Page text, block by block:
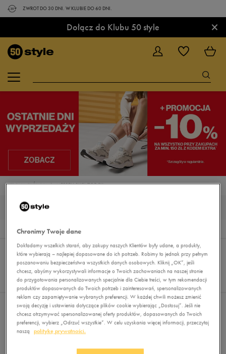
ZWROT DO 30 DNI. W KLUBIE DO 60 DNI.
Dołącz do Klubu 50 style ×
STRONA GŁÓWNA MERRELL BURNT ROCK
0
Wyników
Sortuj:
REKOMENDOWANE
FILTRUJ
Pokaż
60
z 0
Nie wybrano filtrów
Chronimy Twoje dane
Dokładamy wszelkich starań, aby zakupy naszych Klientów były udane, a produkty,
które wybierają – najlepiej dopasowane do ich potrzeb. Robimy to jednak przy pełnym
poszanowaniu bezpieczeństwa wszystkich danych osobowych. Kliknij „OK”, jeśli
chcesz, abyśmy wykorzystywali informacje o Twoich zachowaniach na naszej stronie
do przygotowania personalizowanych specjalnie dla Ciebie treści, w tym rekomendacji
produktów dopasowanych do Twoich potrzeb i zainteresowań, spersonalizowanych
reklam czy zapamiętywanie wybranych preferencji. W każdej chwili możesz zmienić
swoją decyzję i ustawienia dotyczące plików cookie wybierając „Dostosuj”. Jeśli nie
chcesz otrzymywać spersonalizowanej oferty produktów, dopasowanych do Twoich
preferencji, wybierz „Odrzuć wszystkie”. W celu uzyskania więcej informacji, przeczytaj
naszą
politykę prywatności.